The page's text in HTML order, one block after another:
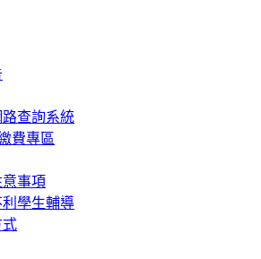
查詢系統
費專區
事項
學生輔導
式